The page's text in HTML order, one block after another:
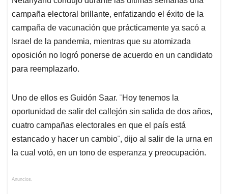
campaña electoral brillante, enfatizando el éxito de la
campaña de vacunación que prácticamente ya sacó a
Israel de la pandemia, mientras que su atomizada
oposición no logró ponerse de acuerdo en un candidato
para reemplazarlo.
Uno de ellos es Guidón Saar. ¨Hoy tenemos la
oportunidad de salir del callejón sin salida de dos años,
cuatro campañas electorales en que el país está
estancado y hacer un cambio¨, dijo al salir de la urna en
la cual votó, en un tono de esperanza y preocupación.
Anuncios.